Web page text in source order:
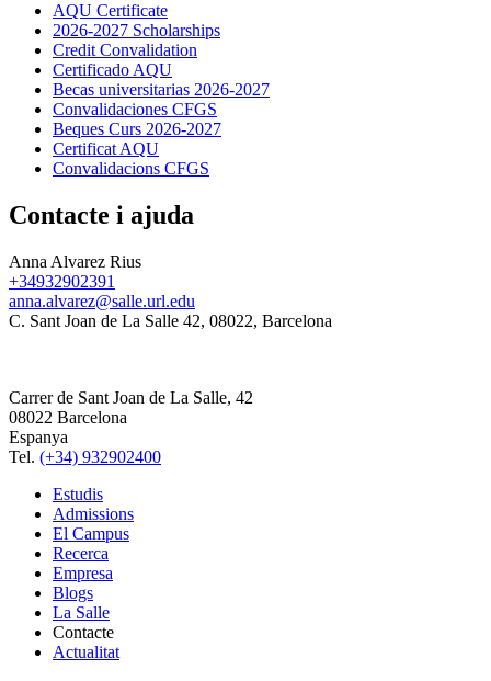
AQU Certificate
2026-2027 Scholarships
Credit Convalidation
Certificado AQU
Becas universitarias 2026-2027
Convalidaciones CFGS
Beques Curs 2026-2027
Certificat AQU
Convalidacions CFGS
Contacte i ajuda
Anna Alvarez Rius
+34932902391
anna.alvarez@salle.url.edu
C. Sant Joan de La Salle 42, 08022, Barcelona
Carrer de Sant Joan de La Salle, 42
08022 Barcelona
Espanya
Tel. (+34) 932902400
Estudis
Admissions
El Campus
Recerca
Empresa
Blogs
La Salle
Contacte
Actualitat